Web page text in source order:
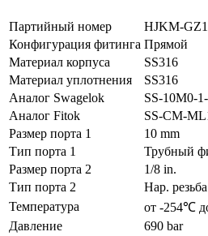
Партийный номер
HJKM-
Конфигурация фитинга Прямой
Материал корпуса
SS316
Материал уплотнения
SS316
Аналог Swagelok
SS-10M0-
Аналог Fitok
SS-CM-
Размер порта 1
10 mm
Тип порта 1
Трубный
Размер порта 2
1/8 in.
Тип порта 2
Нар.
Температура
от -254℃
Давление
690 bar